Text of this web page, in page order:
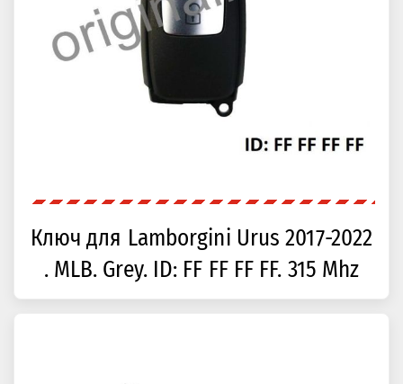
Ключ для Lamborgini Urus 2017-2022
. MLB. Grey. ID: FF FF FF FF. 315 Mhz